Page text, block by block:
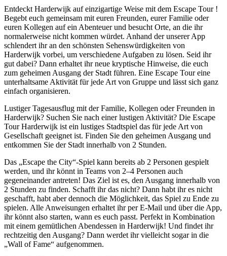
Entdeckt Harderwijk auf einzigartige Weise mit dem Escape Tour !
Begebt euch gemeinsam mit euren Freunden, eurer Familie oder
euren Kollegen auf ein Abenteuer und besucht Orte, an die ihr
normalerweise nicht kommen würdet. Anhand der unserer App
schlendert ihr an den schönsten Sehenswürdigkeiten von
Harderwijk vorbei, um verschiedene Aufgaben zu lösen. Seid ihr
gut dabei? Dann erhaltet ihr neue kryptische Hinweise, die euch
zum geheimen Ausgang der Stadt führen. Eine Escape Tour eine
unterhaltsame Aktivität für jede Art von Gruppe und lässt sich ganz
einfach organisieren.
Lustiger Tagesausflug mit der Familie, Kollegen oder Freunden in
Harderwijk? Suchen Sie nach einer lustigen Aktivität? Die Escape
Tour Harderwijk ist ein lustiges Stadtspiel das für jede Art von
Gesellschaft geeignet ist. Finden Sie den geheimen Ausgang und
entkommen Sie der Stadt innerhalb von 2 Stunden.
Das „Escape the City“-Spiel kann bereits ab 2 Personen gespielt
werden, und ihr könnt in Teams von 2–4 Personen auch
gegeneinander antreten! Das Ziel ist es, den Ausgang innerhalb von
2 Stunden zu finden. Schafft ihr das nicht? Dann habt ihr es nicht
geschafft, habt aber dennoch die Möglichkeit, das Spiel zu Ende zu
spielen. Alle Anweisungen erhaltet ihr per E-Mail und über die App,
ihr könnt also starten, wann es euch passt. Perfekt in Kombination
mit einem gemütlichen Abendessen in Harderwijk! Und findet ihr
rechtzeitig den Ausgang? Dann werdet ihr vielleicht sogar in die
„Wall of Fame“ aufgenommen.